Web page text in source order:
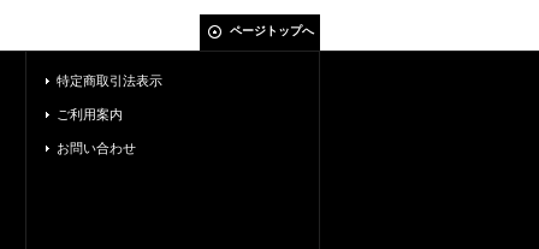
ページトップへ
特定商取引法表示
ご利用案内
お問い合わせ